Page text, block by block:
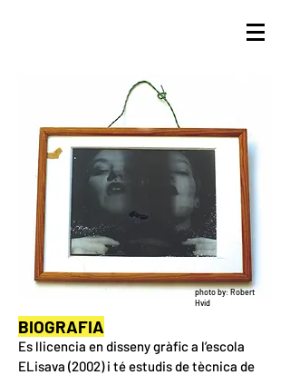
photo by: Robert
Hvid
BIOGRAFIA
Es llicencia en disseny gràfic a l’escola
ELisava (2002) i té estudis de tècnica de